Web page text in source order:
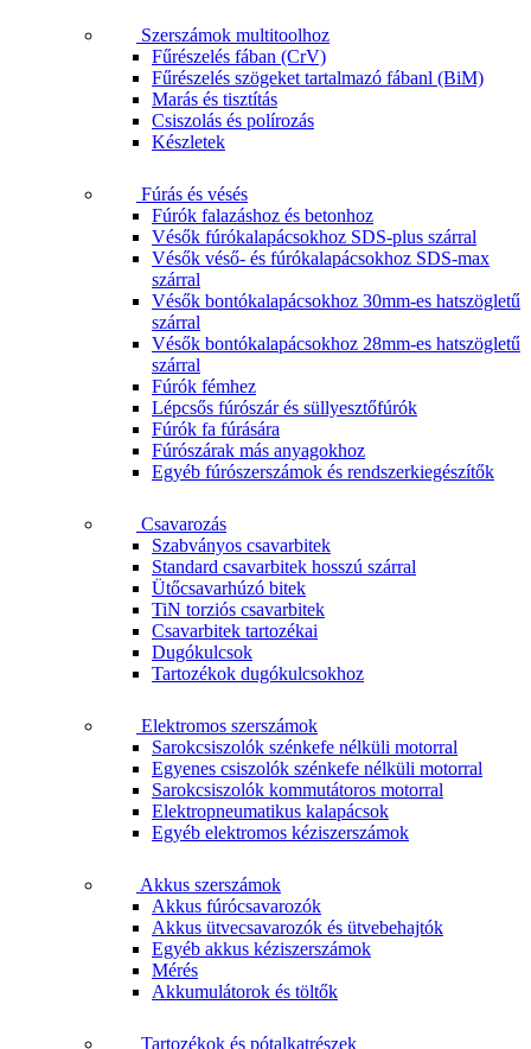
Szerszámok multitoolhoz
Fűrészelés fában (CrV)
Fűrészelés szögeket tartalmazó fábanl (BiM)
Marás és tisztítás
Csiszolás és polírozás
Készletek
Fúrás és vésés
Fúrók falazáshoz és betonhoz
Vésők fúrókalapácsokhoz SDS-plus szárral
Vésők véső- és fúrókalapácsokhoz SDS-max
szárral
Vésők bontókalapácsokhoz 30mm-es hatszögletű
szárral
Vésők bontókalapácsokhoz 28mm-es hatszögletű
szárral
Fúrók fémhez
Lépcsős fúrószár és süllyesztőfúrók
Fúrók fa fúrására
Fúrószárak más anyagokhoz
Egyéb fúrószerszámok és rendszerkiegészítők
Csavarozás
Szabványos csavarbitek
Standard csavarbitek hosszú szárral
Ütőcsavarhúzó bitek
TiN torziós csavarbitek
Csavarbitek tartozékai
Dugókulcsok
Tartozékok dugókulcsokhoz
Elektromos szerszámok
Sarokcsiszolók szénkefe nélküli motorral
Egyenes csiszolók szénkefe nélküli motorral
Sarokcsiszolók kommutátoros motorral
Elektropneumatikus kalapácsok
Egyéb elektromos kéziszerszámok
Akkus szerszámok
Akkus fúrócsavarozók
Akkus ütvecsavarozók és ütvebehajtók
Egyéb akkus kéziszerszámok
Mérés
Akkumulátorok és töltők
Tartozékok és pótalkatrészek